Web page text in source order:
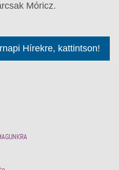
Móricz.
Hírekre, kattintson!